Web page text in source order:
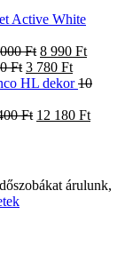
Active White
Ft Original
price
was:
000 Ft.
8 990 FtCurrent
is:
990 Ft.
Ft Original
price
5
3 780 FtCurrent
price
3
HL dekor 10
Ft Original
400 Ft.
12 180 FtCurrent
180 Ft.
árulunk,